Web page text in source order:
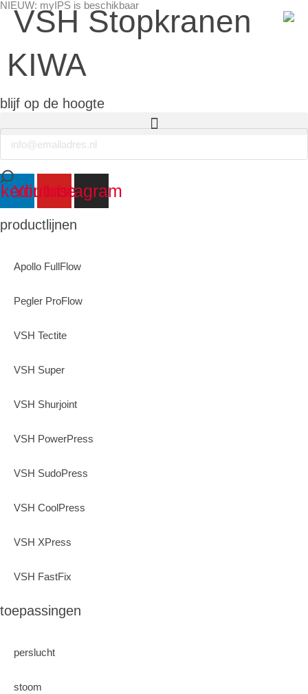
NIEUW: myIPS is beschikbaar
sluiten
VSH Stopkranen
KIWA
blijf op de hoogte
YoutubeInstagram
productlijnen
Apollo FullFlow
Pegler ProFlow
VSH Tectite
VSH Super
VSH Shurjoint
VSH PowerPress
VSH SudoPress
VSH CoolPress
VSH XPress
VSH FastFix
toepassingen
perslucht
stoom